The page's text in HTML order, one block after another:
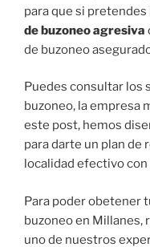
para que si pretendes
de buzoneo agresiva
de buzoneo
Puedes consultar los
buzoneo, la empresa
este post, hemos
para darte un plan de
localidad efectivo
Para poder obetener
buzoneo en Millanes,
uno de nuestros